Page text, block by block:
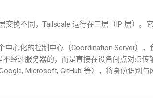
交换不同， Tailscale 运行在三层（IP 层）。
中心化的控制中心（Coordination Server），
经过服务器的，而是直接在设备间点对点传
Microsoft, GitHub 等），将身份识别与